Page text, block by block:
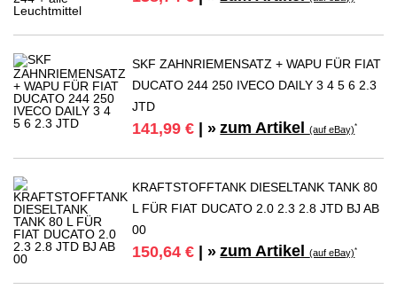
SKF ZAHNRIEMENSATZ + WAPU FÜR FIAT
DUCATO 244 250 IVECO DAILY 3 4 5 6 2.3
JTD
141,99 € | » zum Artikel(auf eBay)*
KRAFTSTOFFTANK DIESELTANK TANK 80
L FÜR FIAT DUCATO 2.0 2.3 2.8 JTD BJ AB
00
150,64 € | » zum Artikel(auf eBay)*